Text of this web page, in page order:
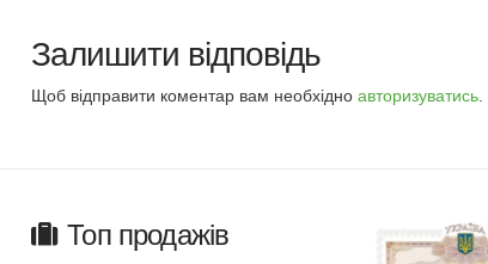
Залишити відповідь
Щоб відправити коментар вам необхідноавторизуватись
Топ продажів